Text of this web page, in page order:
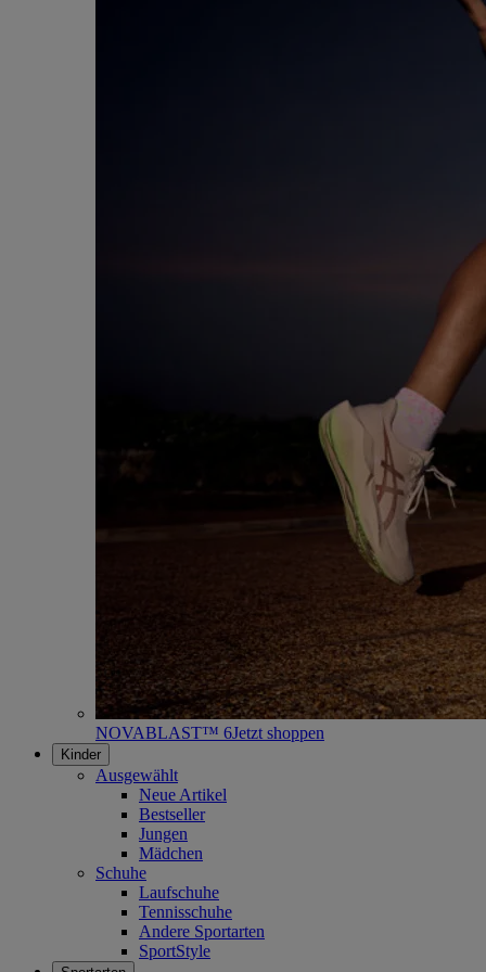
NOVABLAST™ 6Jetzt shoppen
Kinder
Ausgewählt
Neue Artikel
Bestseller
Jungen
Mädchen
Schuhe
Laufschuhe
Tennisschuhe
Andere Sportarten
SportStyle